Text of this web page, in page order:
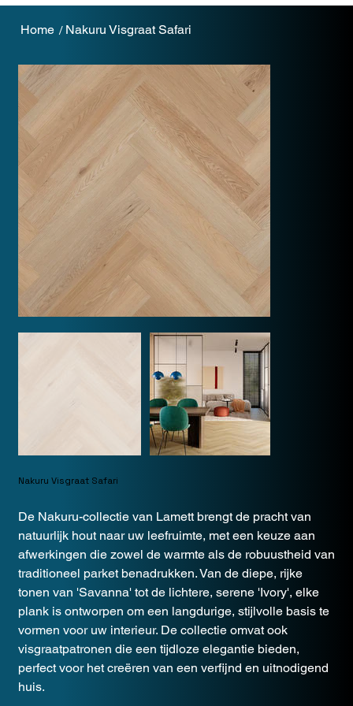
Home / Nakuru Visgraat Safari
Nakuru Visgraat Safari
De Nakuru-collectie van Lamett brengt de pracht van
natuurlijk hout naar uw leefruimte, met een keuze aan
afwerkingen die zowel de warmte als de robuustheid van
traditioneel parket benadrukken. Van de diepe, rijke
tonen van 'Savanna' tot de lichtere, serene 'Ivory', elke
plank is ontworpen om een langdurige, stijlvolle basis te
vormen voor uw interieur. De collectie omvat ook
visgraatpatronen die een tijdloze elegantie bieden,
perfect voor het creëren van een verfijnd en uitnodigend
huis.